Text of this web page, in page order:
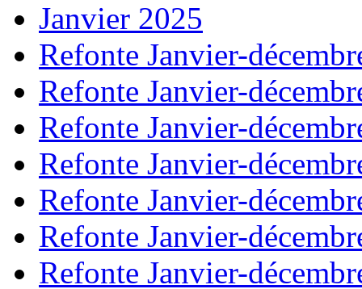
Janvier 2025
Refonte Janvier-
Refonte Janvier-
Refonte Janvier-
Refonte Janvier-
Refonte Janvier-
Refonte Janvier-
Refonte Janvier-